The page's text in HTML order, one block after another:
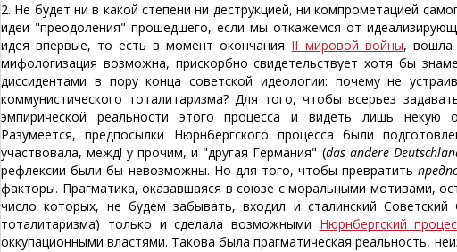
2. Не будет ни в какой степени ни деструкцией, ни компрометацией
идеи "преодоления" прошедшего, если мы откажемся от
идея впервые, то есть в момент окончания II мировой войны, вошла
мифологизация возможна, прискорбно свидетельствует хотя бы
диссидентами в пору конца советской идеологии: почему не
коммунистического тоталитаризма? Для того, чтобы всерьез
эмпирической реальности этого процесса и видеть лишь некую
Разумеется, предпосылки Нюрнбергского процесса были
участвовала, межд! у прочим, и "другая Германия" (das andere
рефлексии были бы невозможны. Но для того, чтобы превратить
факторы. Прагматика, оказавшаяся в союзе с моральными мотивами,
число которых, не будем забывать, входил и сталинский
тоталитаризма) только и сделала возможными Нюрнбергский
оккупационными властями. Такова была прагматическая реальность,